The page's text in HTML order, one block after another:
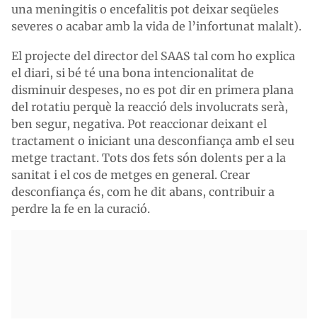
una meningitis o encefalitis pot deixar seqüeles
severes o acabar amb la vida de l’infortunat malalt).
El projecte del director del SAAS tal com ho explica
el diari, si bé té una bona intencionalitat de
disminuir despeses, no es pot dir en primera plana
del rotatiu perquè la reacció dels involucrats serà,
ben segur, negativa. Pot reaccionar deixant el
tractament o iniciant una desconfiança amb el seu
metge tractant. Tots dos fets són dolents per a la
sanitat i el cos de metges en general. Crear
desconfiança és, com he dit abans, contribuir a
perdre la fe en la curació.